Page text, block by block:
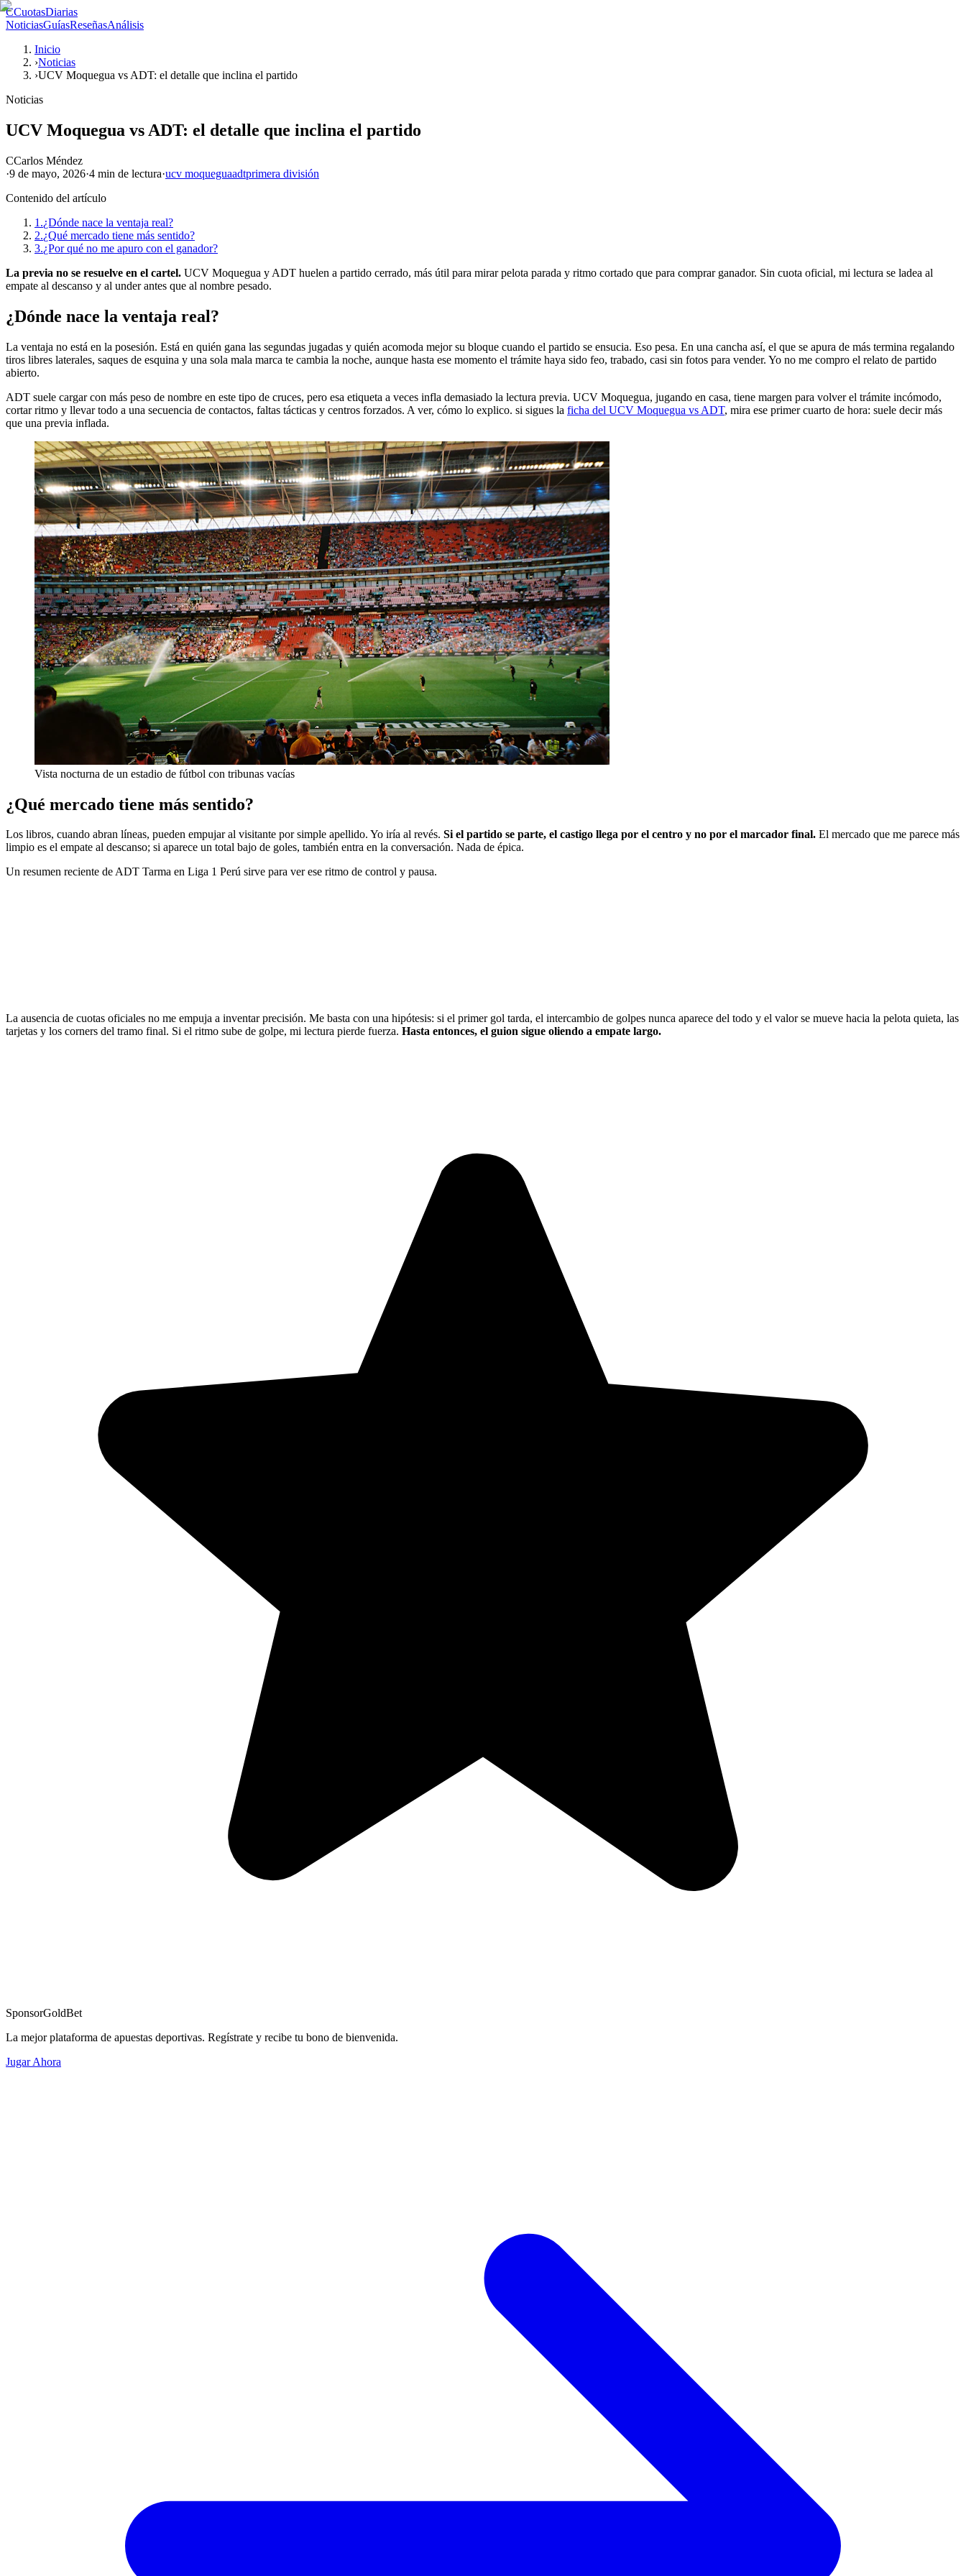
CCuotasDiarias
NoticiasGuíasReseñasAnálisis
Inicio
›Noticias
›UCV Moquegua vs ADT: el detalle que inclina el partido
Noticias
UCV Moquegua vs ADT: el detalle que inclina el partido
CCarlos Méndez
·9 de mayo, 2026·4 min de lectura·ucv moqueguaadtprimera división
Contenido del artículo
1.¿Dónde nace la ventaja real?
2.¿Qué mercado tiene más sentido?
3.¿Por qué no me apuro con el ganador?
La previa no se resuelve en el cartel. UCV Moquegua y ADT huelen a partido cerrado, más útil para mirar pelota parada y ritmo cortado que para comprar ganador. Sin cuota oficial, mi lectura se ladea al
empate al descanso y al under antes que al nombre pesado.
¿Dónde nace la ventaja real?
La ventaja no está en la posesión. Está en quién gana las segundas jugadas y quién acomoda mejor su bloque cuando el partido se ensucia. Eso pesa. En una cancha así, el que se apura de más termina regalando
tiros libres laterales, saques de esquina y una sola mala marca te cambia la noche, aunque hasta ese momento el trámite haya sido feo, trabado, casi sin fotos para vender. Yo no me compro el relato de partido
abierto.
ADT suele cargar con más peso de nombre en este tipo de cruces, pero esa etiqueta a veces infla demasiado la lectura previa. UCV Moquegua, jugando en casa, tiene margen para volver el trámite incómodo,
cortar ritmo y llevar todo a una secuencia de contactos, faltas tácticas y centros forzados. A ver, cómo lo explico. si sigues la ficha del UCV Moquegua vs ADT, mira ese primer cuarto de hora: suele decir más
que una previa inflada.
Vista nocturna de un estadio de fútbol con tribunas vacías
¿Qué mercado tiene más sentido?
Los libros, cuando abran líneas, pueden empujar al visitante por simple apellido. Yo iría al revés. Si el partido se parte, el castigo llega por el centro y no por el marcador final. El mercado que me parece más
limpio es el empate al descanso; si aparece un total bajo de goles, también entra en la conversación. Nada de épica.
Un resumen reciente de ADT Tarma en Liga 1 Perú sirve para ver ese ritmo de control y pausa.
La ausencia de cuotas oficiales no me empuja a inventar precisión. Me basta con una hipótesis: si el primer gol tarda, el intercambio de golpes nunca aparece del todo y el valor se mueve hacia la pelota quieta, las
tarjetas y los corners del tramo final. Si el ritmo sube de golpe, mi lectura pierde fuerza. Hasta entonces, el guion sigue oliendo a empate largo.
SponsorGoldBet
La mejor plataforma de apuestas deportivas. Regístrate y recibe tu bono de bienvenida.
Jugar Ahora